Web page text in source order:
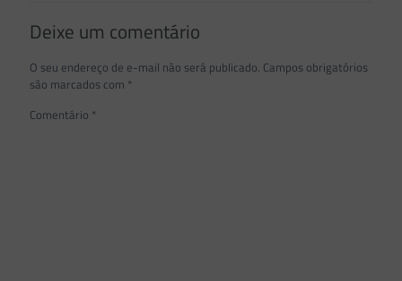
Deixe um comentário
O seu endereço de e-mail não será publicado. Campos obrigatórios
são marcados com *
Comentário *